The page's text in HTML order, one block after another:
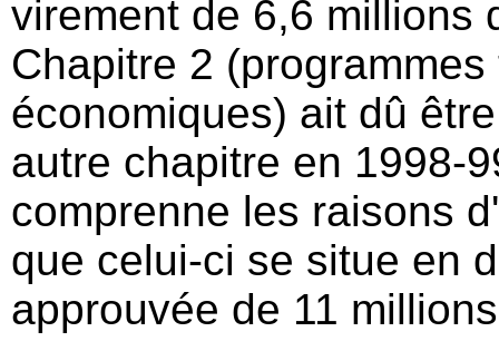
virement de 6,6 millions
Chapitre 2
économiques) ait dû
autre chapitre en 1998-
comprenne les raisons
que celui-ci se situe en
approuvée de 11